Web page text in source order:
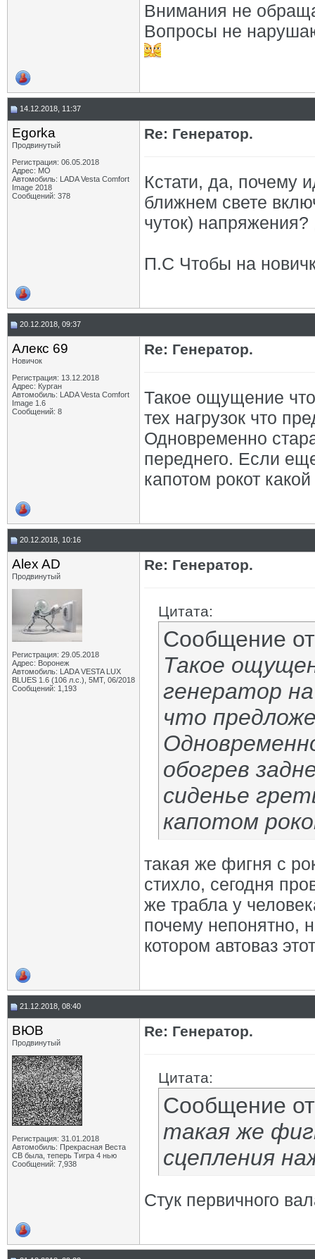
Внимания не
Вопросы не
14.12.2018, 11:37
Egorka
Продвинутый
Регистрация: 06.05.2018
Адрес: МО
Автомобиль: LADA Vesta Comfort
Image 2018
Сообщений: 378
Re: Генератор.
Кстати, да, почему
ближнем свете
чуток) напряжения?
П.С Чтобы на
20.12.2018, 09:37
Алекс 69
Новичок
Регистрация: 13.12.2018
Адрес: Курган
Автомобиль: LADA Vesta Comfort
Image 1.6
Сообщений: 8
Re: Генератор.
Такое ощущение что
тех нагрузок что
Одновременно
переднего. Если
капотом рокот
20.12.2018, 10:16
Alex AD
Продвинутый
Регистрация: 29.05.2018
Адрес: Воронеж
Автомобиль: LADA VESTA LUX
BLUES 1.6 (106 л.с.), 5МТ, 06/2018
Сообщений: 1,193
Re: Генератор.
Цитата:
Сообщение
Такое
генератор
что
обогрев
сиденье
капотом
такая же фигня с
стихло, сегодня
же трабла у
почему непонятно,
котором автоваз
21.12.2018, 08:40
ВЮВ
Продвинутый
Регистрация: 31.01.2018
Автомобиль: Прекрасная Веста
СВ была, теперь Тигра 4 нью
Сообщений: 7,938
Re: Генератор.
Цитата:
Сообщение
такая же
сцепления
Стук первичного